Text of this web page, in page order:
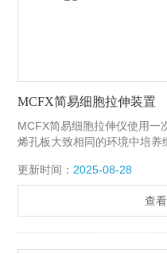
MCFX简易细胞拉伸装置
MCFX简易细胞拉伸仪使用一
烯孔板大致相同的环境中培养
底具有与玻璃盖玻片相似的光
率成像。孔板可以灭菌，并
期细胞培养。由于其一体机的
更新时间： 2025-08-28
查